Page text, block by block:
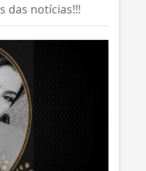
das notícias!!!